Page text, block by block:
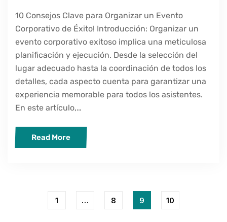
10 Consejos Clave para Organizar un Evento
Corporativo de Éxito! Introducción: Organizar un
evento corporativo exitoso implica una meticulosa
planificación y ejecución. Desde la selección del
lugar adecuado hasta la coordinación de todos los
detalles, cada aspecto cuenta para garantizar una
experiencia memorable para todos los asistentes.
En este artículo,…
Read More
1 … 8 9 10